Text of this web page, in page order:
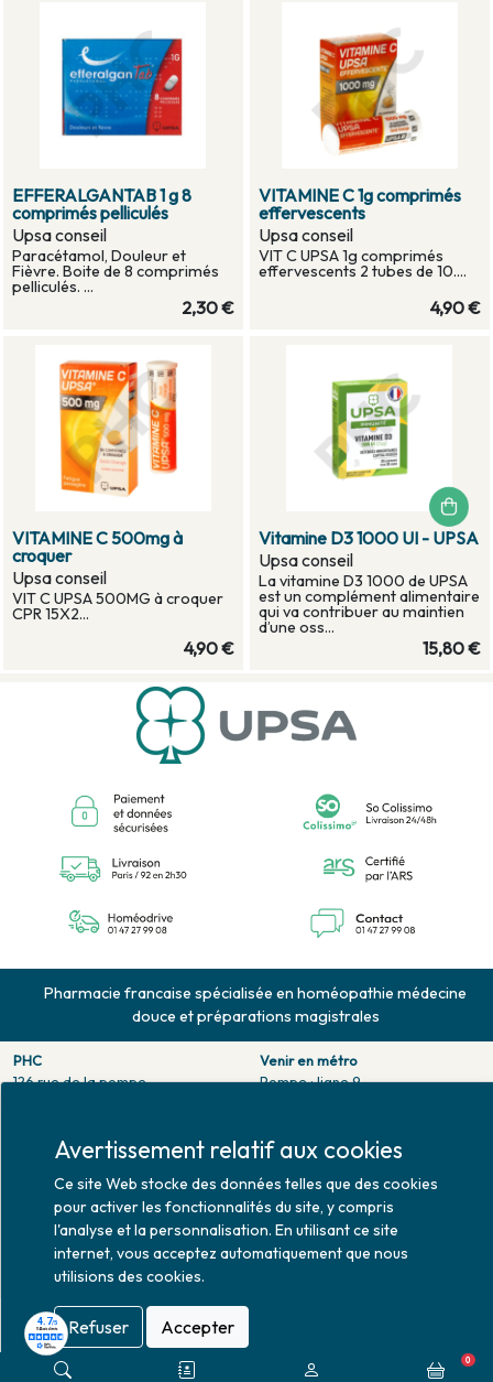
EFFERALGANTAB 1 g 8
comprimés pelliculés
Upsa conseil
Paracétamol, Douleur et
Fièvre. Boite de 8 comprimés
pelliculés. ...
2,30 €
VITAMINE C 1g comprimés
effervescents
Upsa conseil
VIT C UPSA 1g comprimés
effervescents 2 tubes de 10....
4,90 €
VITAMINE C 500mg à
croquer
Upsa conseil
VIT C UPSA 500MG à croquer
CPR 15X2...
4,90 €
Vitamine D3 1000 UI - UPSA
Upsa conseil
La vitamine D3 1000 de UPSA
est un complément alimentaire
qui va contribuer au maintien
d’une oss...
15,80 €
Pharmacie francaise spécialisée en homéopathie médecine
douce et préparations magistrales
PHC
126 rue de la pompe
Fax. 01 47 55 03 61
Horaires d'ouverture
Lundi : 10h30 - 20h00
Mardi au vendredi : 9h00 -
20h00
Samedi : 9h30 - 20h00
Venir en métro
Pompe : ligne 9.
Jean Monet : ligne 52.
Mise à jour le 10/08/2026 © 2026 0
Avertissement relatif aux cookies
Ce site Web stocke des données telles que des cookies
pour activer les fonctionnalités du site, y compris
l'analyse et la personnalisation. En utilisant ce site
internet, vous acceptez automatiquement que nous
utilisions des cookies.
Refuser Accepter